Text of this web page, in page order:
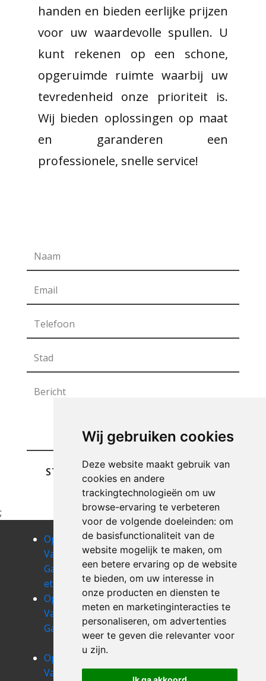
Wij gebruiken cookies
Deze website maakt gebruik van
cookies en andere
trackingtechnologieën om uw
browse-ervaring te verbeteren
voor de volgende doeleinden: om
de basisfunctionaliteit van de
website mogelijk te maken, om
een betere ervaring op de website
te bieden, om uw interesse in
onze producten en diensten te
meten en marketinginteracties te
personaliseren, om advertenties
weer te geven die relevanter voor
u zijn.
handen en bieden eerlijke prijzen
voor uw waardevolle spullen. U
kunt rekenen op een schone,
opgeruimde ruimte waarbij uw
tevredenheid onze prioriteit is.
Wij bieden oplossingen op maat
en garanderen een
professionele, snelle service!
STUREN
;
Opruimen
Van Uw
Garage
etterbeek
Opruimen
Van Uw
Garage evere
Opruimen
Van Uw
Garage
ganshoren
Opruimen
Van Uw
Garage haren
Opruimen
Van Uw
Garage jette
Opruimen
Van Uw
Garage
koekelberg
Opruimen
Van Uw
Van Uw
Van Uw